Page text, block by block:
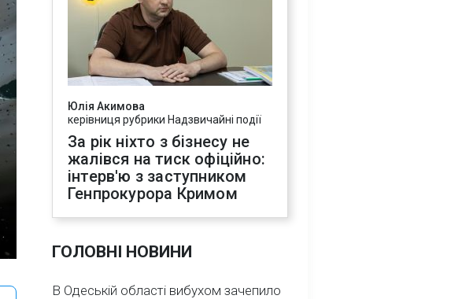
Юлія Акимова
керівниця рубрики Надзвичайні події
За рік ніхто з бізнесу не
жалівся на тиск офіційно:
інтерв'ю з заступником
Генпрокурора Кримом
ГОЛОВНІ НОВИНИ
В Одеській області вибухом зачепило